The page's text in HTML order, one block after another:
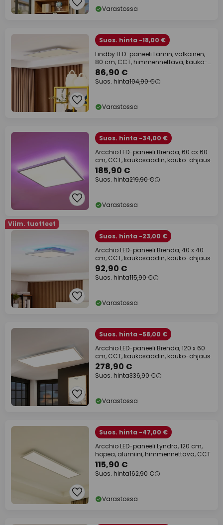
Varastossa
Suos. hinta -18,00 €
Lindby LED-paneeli Lamin, valkoinen,
80 cm, CCT, himmennettävä, kauko-
ohjain
86,90 €
Suos. hinta104,90 €
Varastossa
Suos. hinta -34,00 €
Arcchio LED-paneeli Brenda, 60 cx 60
cm, CCT, kaukosäädin, kauko-ohjaus
185,90 €
Suos. hinta219,90 €
Varastossa
Viim. tuotteet
Suos. hinta -23,00 €
Arcchio LED-paneeli Brenda, 40 x 40
cm, CCT, kaukosäädin, kauko-ohjaus
92,90 €
Suos. hinta115,90 €
Varastossa
Suos. hinta -58,00 €
Arcchio LED-paneeli Brenda, 120 x 60
cm, CCT, kaukosäädin, kauko-ohjaus
278,90 €
Suos. hinta336,90 €
Varastossa
Suos. hinta -47,00 €
Arcchio LED-paneeli Lyndra, 120 cm,
hopea, alumiini, himmennettävä, CCT
115,90 €
Suos. hinta162,90 €
Varastossa